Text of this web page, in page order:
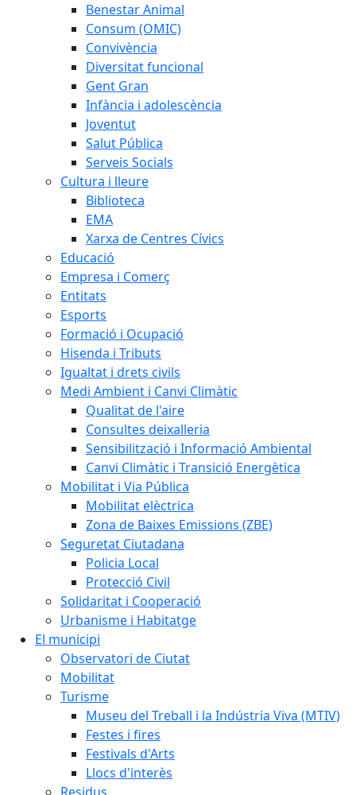
Benestar Animal
Consum (OMIC)
Convivència
Diversitat funcional
Gent Gran
Infància i adolescència
Joventut
Salut Pública
Serveis Socials
Cultura i lleure
Biblioteca
EMA
Xarxa de Centres Cívics
Educació
Empresa i Comerç
Entitats
Esports
Formació i Ocupació
Hisenda i Tributs
Igualtat i drets civils
Medi Ambient i Canvi Climàtic
Qualitat de l'aire
Consultes deixalleria
Sensibilització i Informació Ambiental
Canvi Climàtic i Transició Energètica
Mobilitat i Via Pública
Mobilitat elèctrica
Zona de Baixes Emissions (ZBE)
Seguretat Ciutadana
Policia Local
Protecció Civil
Solidaritat i Cooperació
Urbanisme i Habitatge
El municipi
Observatori de Ciutat
Mobilitat
Turisme
Museu del Treball i la Indústria Viva (MTIV)
Festes i fires
Festivals d'Arts
Llocs d'interès